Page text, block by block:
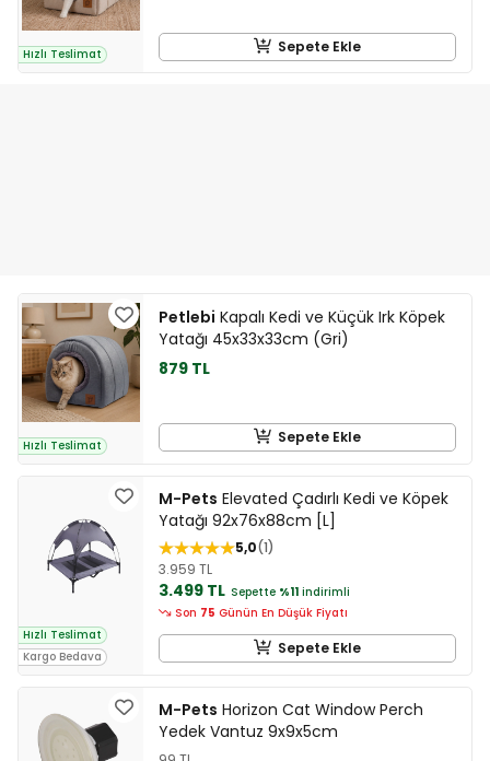
Hızlı Teslimat Sepete Ekle
Hızlı Teslimat
Petlebi Kapalı Kedi ve Küçük Irk Köpek
Yatağı 45x33x33cm (Gri)
879 TL
Sepete Ekle
Hızlı Teslimat
Kargo Bedava
M-Pets Elevated Çadırlı Kedi ve Köpek
Yatağı 92x76x88cm [L]
5,0 1
3.959 TL
3.499 TL Sepette %11 indirimli
Son 75 Günün En Düşük Fiyatı
Sepete Ekle
M-Pets Horizon Cat Window Perch
Yedek Vantuz 9x9x5cm